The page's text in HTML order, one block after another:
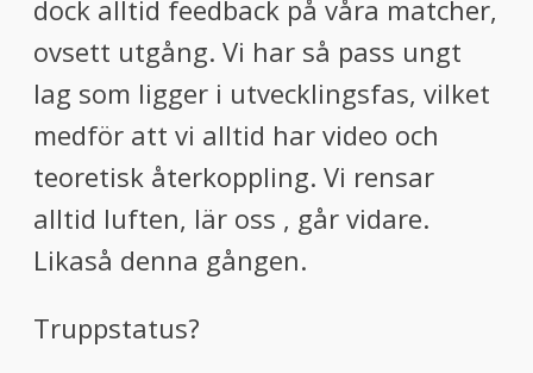
dock alltid feedback på våra matcher,
ovsett utgång. Vi har så pass ungt
lag som ligger i utvecklingsfas, vilket
medför att vi alltid har video och
teoretisk återkoppling. Vi rensar
alltid luften, lär oss , går vidare.
Likaså denna gången.
Truppstatus?